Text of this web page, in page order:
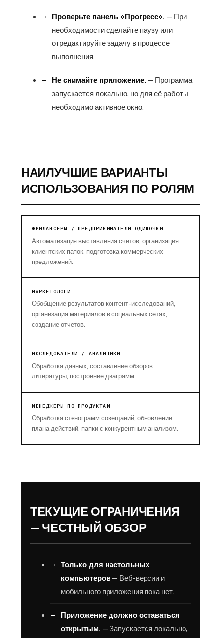
Проверьте панель «Прогресс». — При
необходимости сделайте паузу или
отредактируйте задачу в процессе
выполнения.
Не снимайте приложение. — Программа
запускается локально, но для её работы
необходимо активное окно.
НАИЛУЧШИЕ ВАРИАНТЫ
ИСПОЛЬЗОВАНИЯ ПО РОЛЯМ
ФРИЛАНСЕРЫ / ПРЕДПРИНИМАТЕЛИ-ОДИНОЧКИ
Автоматизация выставления счетов, организация
клиентских папок, подготовка коммерческих
предложений.
МАРКЕТОЛОГИ
Обобщение результатов контент-исследований,
организация материалов в социальных сетях,
создание отчетов.
ИССЛЕДОВАТЕЛИ / АНАЛИТИКИ
Обработка данных, составление обзоров
литературы, построение диаграмм.
МЕНЕДЖЕРЫ ПО ПРОДУКТАМ
Обработка стенограмм совещаний, обновление
плана действий, папки с конкурентным анализом.
ТЕКУЩИЕ ОГРАНИЧЕНИЯ
— ЧЕСТНЫЙ ОБЗОР
Только для настольных
компьютеров— Веб-версии и
мобильного приложения пока нет.
Приложение должно оставаться
открытым. — Запускается локально,